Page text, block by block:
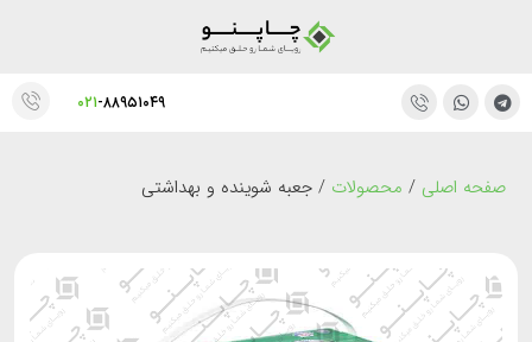
۰۲۱-۸۸۹۵۱۰۴۹
صفحه اصلی/محصولات/جعبه شوینده و بهداشتی